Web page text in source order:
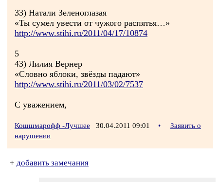
33) Натали Зеленоглазая
«Ты сумел увести от чужого распятья…»
http://www.stihi.ru/2011/04/17/10874
5
43) Лилия Вернер
«Словно яблоки, звёзды падают»
http://www.stihi.ru/2011/03/02/7537
С уважением,
Кошшмарофф -Лучшее 30.04.2011 09:01 •
Заявить о
нарушении
+ добавить замечания